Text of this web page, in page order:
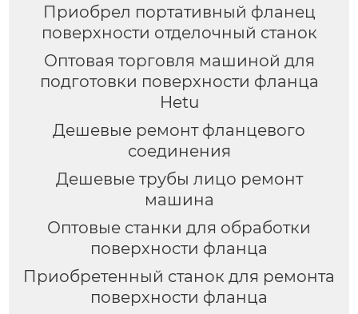
Приобрел портативный фланец
поверхности отделочный станок
Оптовая торговля машиной для
подготовки поверхности фланца
Hetu
Дешевые ремонт фланцевого
соединения
Дешевые трубы лицо ремонт
машина
Оптовые станки для обработки
поверхности фланца
Приобретенный станок для ремонта
поверхности фланца